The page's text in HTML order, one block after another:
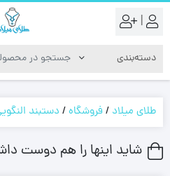
|
طلای میلاد /فروشگاه/ دستبند
شاید اینها را هم دوست